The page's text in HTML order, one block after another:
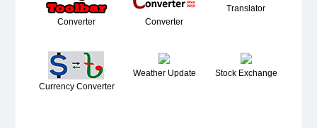
Converter Converter
Translator
Currency Converter
Weather Update Stock Exchange